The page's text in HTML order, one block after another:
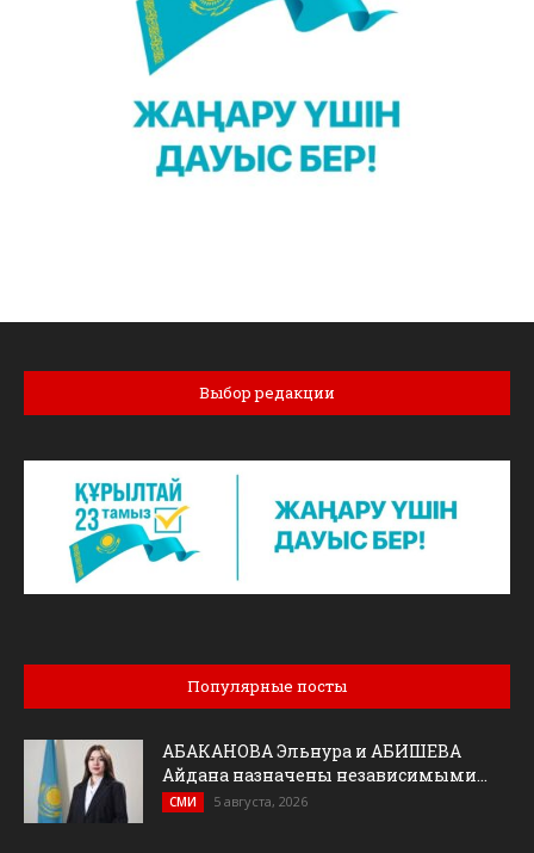
Выбор редакции
Популярные посты
АБАКАНОВА Эльнура и АБИШЕВА
Айдана назначены независимыми...
СМИ 5 августа, 2026